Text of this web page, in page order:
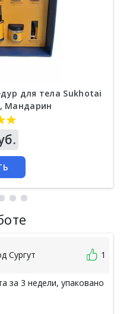
для тела Sukhotai
Мандарин
Сургут 1
за 3 недели, упаковано